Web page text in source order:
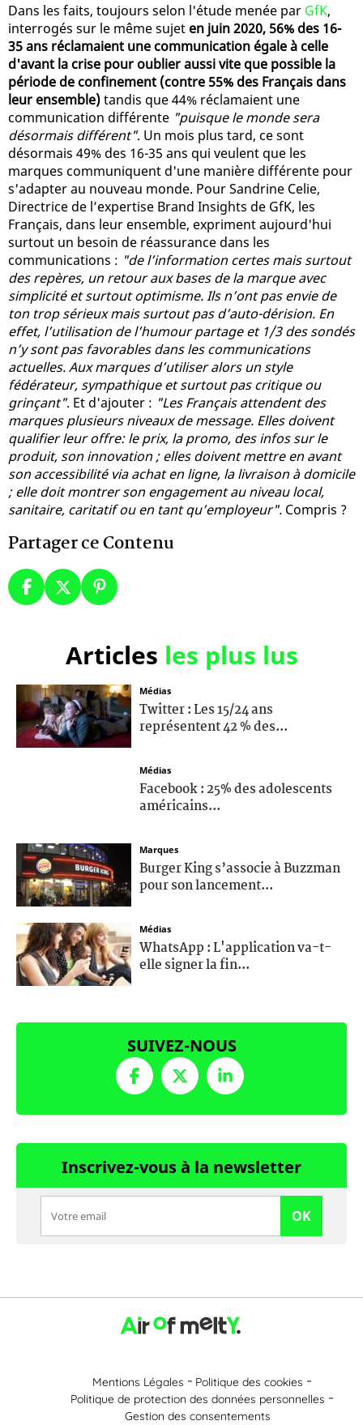
Dans les faits, toujours selon l'étude menée par GfK,
interrogés sur le même sujet en juin 2020, 56% des 16-
35 ans réclamaient une communication égale à celle
d'avant la crise pour oublier aussi vite que possible la
période de confinement (contre 55% des Français dans
leur ensemble)tandis que 44% réclamaient une
communication différente "puisque le monde sera
désormais différent". Un mois plus tard, ce sont
désormais 49% des 16-35 ans qui veulent que les
marques communiquent d'une manière différente pour
s'adapter au nouveau monde. Pour Sandrine Celie,
Directrice de l’expertise Brand Insights de GfK, les
Français, dans leur ensemble, expriment aujourd'hui
surtout un besoin de réassurance dans les
communications : "de l’information certes mais surtout
des repères, un retour aux bases de la marque avec
simplicité et surtout optimisme. Ils n’ont pas envie de
ton trop sérieux mais surtout pas d’auto-dérision. En
effet, l’utilisation de l’humour partage et 1/3 des sondés
n’y sont pas favorables dans les communications
actuelles. Aux marques d’utiliser alors un style
fédérateur, sympathique et surtout pas critique ou
grinçant". Et d'ajouter : "Les Français attendent des
marques plusieurs niveaux de message. Elles doivent
qualifier leur offre: le prix, la promo, des infos sur le
produit, son innovation ; elles doivent mettre en avant
son accessibilité via achat en ligne, la livraison à domicile
; elle doit montrer son engagement au niveau local,
sanitaire, caritatif ou en tant qu’employeur". Compris ?
Partager ce Contenu
Articles les plus lus
Médias
Twitter : Les 15/24 ans
représentent 42 % des...
Médias
Facebook : 25% des adolescents
américains...
Marques
Burger King s’associe à Buzzman
pour son lancement...
Médias
WhatsApp : L'application va-t-
elle signer la fin...
SUIVEZ-NOUS
Inscrivez-vous à la newsletter
OK
Mentions Légales
Politique des cookies
Politique de protection des données personnelles
Gestion des consentements